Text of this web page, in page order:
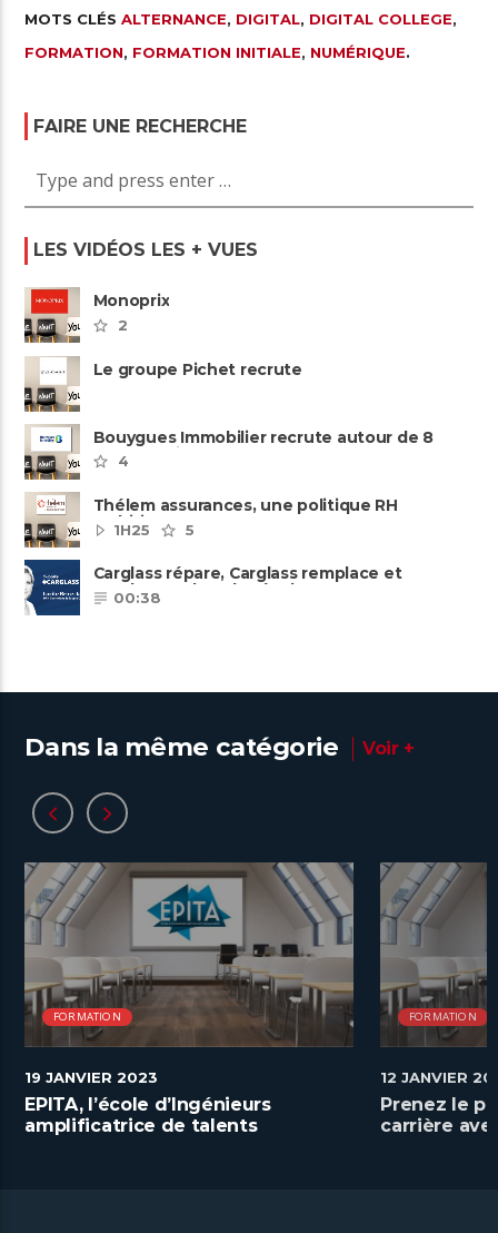
MOTS CLÉSALTERNANCE, DIGITAL, DIGITAL COLLEGE,
FORMATION, FORMATION INITIALE, NUMÉRIQUE.
FAIRE UNE RECHERCHE
LES VIDÉOS LES + VUES
Monoprix
2
Le groupe Pichet recrute
Bouygues Immobilier recrute autour de 8
pôles métiers
4
Thélem assurances, une politique RH
ambitieuse
1H25 5
Carglass répare, Carglass remplace et
Carglass embauche également.
00:38
Dans la même catégorie Voir +
FORMATION
19 JANVIER 2023
EPITA, l’école d’Ingénieurs
amplificatrice de talents
FORMATION
12 JANVIER
Prenez le
carrière